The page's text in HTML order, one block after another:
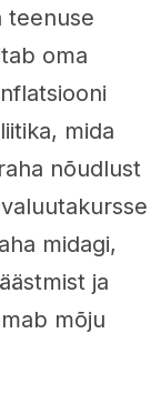
teenuse
oma
mida
nõudlust
midagi,
ja
mõju